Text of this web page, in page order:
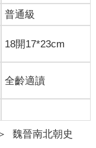
力很強，到處打
牢固。首先，別的
中原大地為中心的
內，可是劉裕接手
氏的那份遺產，北
成為大宋的侵略
，手下文武強人一
手下的強人卻沒有一
對於劉裕而言，是
鋒陷陣的強人，又被
，王鎮惡、田家兄
普通級
18開17*23cm
全齡適讀
魏晉南北朝史